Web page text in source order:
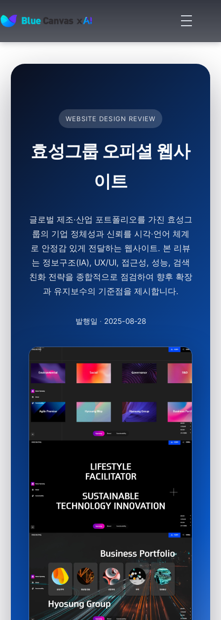
BLUECANVAS
메
뉴
기
WEBSITE DESIGN REVIEW
효성그룹 오피셜 웹사
이트
글로벌 제조·산업 포트폴리오를 가진 효성그
룹의 기업 정체성과 신뢰를 시각·언어 체계
로 안정감 있게 전달하는 웹사이트. 본 리뷰
는 정보구조(IA), UX/UI, 접근성, 성능, 검색
친화 전략을 종합적으로 점검하여 향후 확장
과 유지보수의 기준점을 제시합니다.
발행일 · 2025-08-28